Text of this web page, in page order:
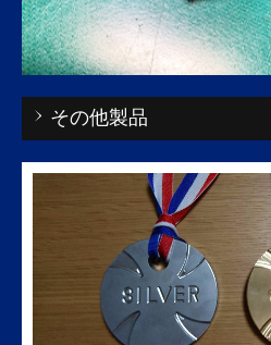
その他製品